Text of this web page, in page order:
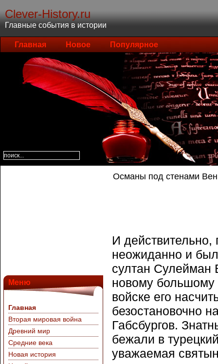
Clever-History.ru
Главные события в истории
Главная Новое Популярное
Меню
Главная
Вторая мировая война
Древний мир
Средние века
Новая история
Османы под стенами
И
неожиданно и
султан Сулейман
новому большому
войске его
безостановочно
Габсбургов.
бежали в
уважаемая